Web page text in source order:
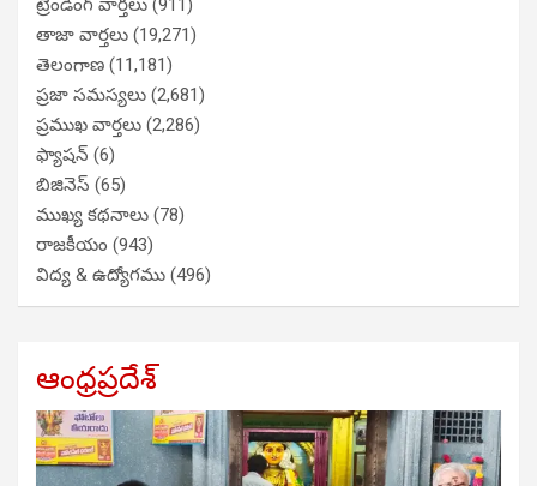
ట్రేండింగ్ వార్తలు (911)
తాజా వార్తలు (19,271)
తెలంగాణ (11,181)
ప్రజా సమస్యలు (2,681)
ప్రముఖ వార్తలు (2,286)
ఫ్యాషన్ (6)
బిజినెస్ (65)
ముఖ్య కథనాలు (78)
రాజకీయం (943)
విద్య & ఉద్యోగము (496)
ఆంధ్రప్రదేశ్